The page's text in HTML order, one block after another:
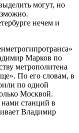
могут, но
нечем и
Марков по
метрополитена
По его словам, в
по одной
Москвой.
станций в
Владимир